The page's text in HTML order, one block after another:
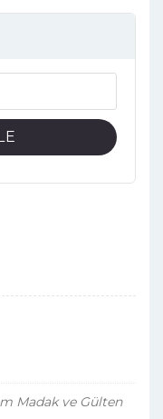
Madak ve Gülten